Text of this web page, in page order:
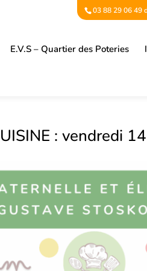
03 88 29 06 49
E.V.S – Quartier des Poteries
: vendredi